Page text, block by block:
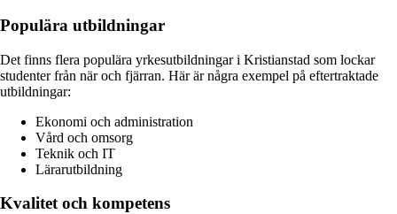
Populära utbildningar
Det finns flera populära yrkesutbildningar i Kristianstad som lockar
studenter från när och fjärran. Här är några exempel på eftertraktade
utbildningar:
Ekonomi och administration
Vård och omsorg
Teknik och IT
Lärarutbildning
Kvalitet och kompetens